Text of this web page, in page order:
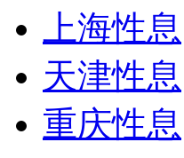
上海性息
天津性息
重庆性息